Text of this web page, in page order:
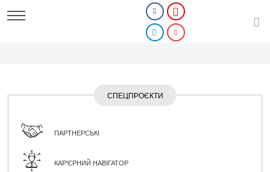
СПЕЦПРОЄКТИ
ПАРТНЕРСЬКІ
КАР'ЄРНИЙ НАВІГАТОР